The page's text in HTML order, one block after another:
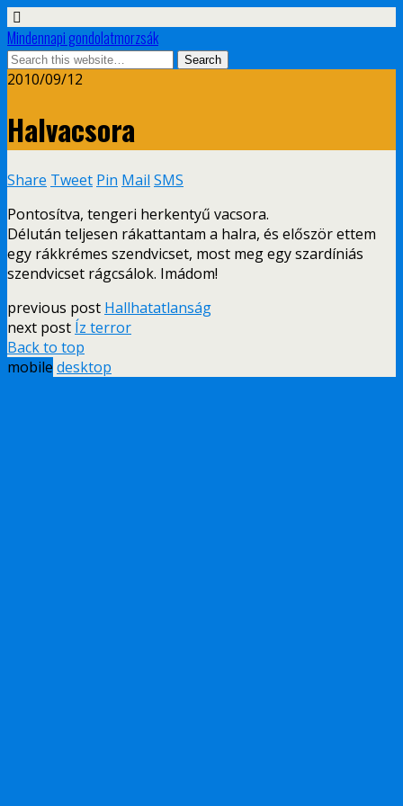
Mindennapi gondolatmorzsák
2010/09/12
Halvacsora
Share Tweet Pin Mail SMS
Pontosítva, tengeri herkentyű vacsora.
Délután teljesen rákattantam a halra, és először ettem
egy rákkrémes szendvicset, most meg egy szardíniás
szendvicset rágcsálok. Imádom!
previous post Hallhatatlanság
next post Íz terror
Back to top
mobile desktop